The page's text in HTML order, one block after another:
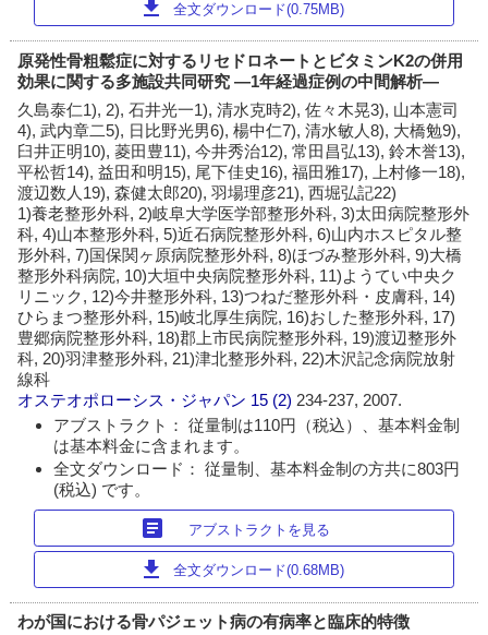
download 全文ダウンロード(0.75MB)
原発性骨粗鬆症に対するリセドロネートとビタミンK2の併用
効果に関する多施設共同研究 ―1年経過症例の中間解析―
久島泰仁1), 2), 石井光一1), 清水克時2), 佐々木晃3), 山本憲司
4), 武内章二5), 日比野光男6), 楊中仁7), 清水敏人8), 大橋勉9),
臼井正明10), 菱田豊11), 今井秀治12), 常田昌弘13), 鈴木誉13),
平松哲14), 益田和明15), 尾下佳史16), 福田雅17), 上村修一18),
渡辺数人19), 森健太郎20), 羽場理彦21), 西堀弘記22)
1)養老整形外科, 2)岐阜大学医学部整形外科, 3)太田病院整形外
科, 4)山本整形外科, 5)近石病院整形外科, 6)山内ホスピタル整
形外科, 7)国保関ヶ原病院整形外科, 8)ほづみ整形外科, 9)大橋
整形外科病院, 10)大垣中央病院整形外科, 11)ようてい中央ク
リニック, 12)今井整形外科, 13)つねだ整形外科・皮膚科, 14)
ひらまつ整形外科, 15)岐北厚生病院, 16)おした整形外科, 17)
豊郷病院整形外科, 18)郡上市民病院整形外科, 19)渡辺整形外
科, 20)羽津整形外科, 21)津北整形外科, 22)木沢記念病院放射
線科
オステオポローシス・ジャパン 15 (2) 234-237, 2007.
アブストラクト： 従量制は110円（税込）、基本料金制
は基本料金に含まれます。
全文ダウンロード： 従量制、基本料金制の方共に803円
(税込) です。
article アブストラクトを見る
download 全文ダウンロード(0.68MB)
わが国における骨パジェット病の有病率と臨床的特徴